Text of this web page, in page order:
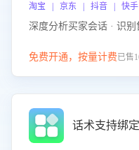
淘宝 | 京东 | 抖音 | 快手
深度分析买家会话 · 识
免费开通，按量计费已售
话术支持绑